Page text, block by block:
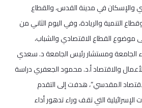
والإسكان في مدينة القدس، والقطاع
التنمية والريادة، وفي اليوم الثاني من
موضوع القطاع الاقتصادي والشباب،
الجامعة ومستشار رئيس الجامعة د. سعدي
والاقتصاد أ.د. محمود الجعفري دراسة
المقدسي”، هدفت إلى التقدم
الإسرائيلية التي تقف وراء تدهور أداء